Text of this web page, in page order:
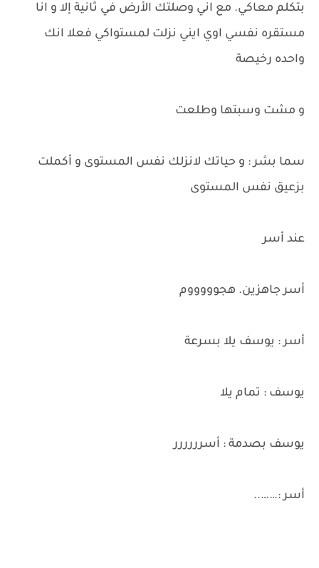
بتكلم معاكي. مع اني وصلتك الأرض في ثانية إلا و انا
مستقره نفسي اوي ايني نزلت لمستواكي فعلا انك
واحده رخيصة
و مشت وسبتها وطلعت
سما بشر : و حياتك لانزلك نفس المستوى و أكملت
بزعيق نفس المستوى
عند أسر
أسر جاهزين. هجوووووم
أسر : يوسف يلا بسرعة
يوسف : تمام يلا
يوسف بصدمة : أسرررررر
أسر :……..